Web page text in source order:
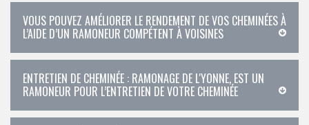
VOUS POUVEZ AMÉLIORER LE RENDEMENT DE VOS CHEMINÉES À
L’AIDE D’UN RAMONEUR COMPÉTENT À VOISINES
ENTRETIEN DE CHEMINÉE : RAMONAGE DE L'YONNE, EST UN
RAMONEUR POUR L’ENTRETIEN DE VOTRE CHEMINÉE